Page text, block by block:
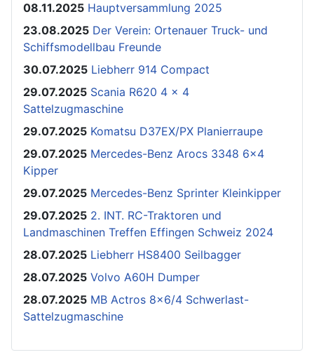
08.11.2025 Hauptversammlung 2025
23.08.2025 Der Verein: Ortenauer Truck- und
Schiffsmodellbau Freunde
30.07.2025 Liebherr 914 Compact
29.07.2025 Scania R620 4 x 4
Sattelzugmaschine
29.07.2025 Komatsu D37EX/PX Planierraupe
29.07.2025 Mercedes-Benz Arocs 3348 6x4
Kipper
29.07.2025 Mercedes-Benz Sprinter Kleinkipper
29.07.2025 2. INT. RC-Traktoren und
Landmaschinen Treffen Effingen Schweiz 2024
28.07.2025 Liebherr HS8400 Seilbagger
28.07.2025 Volvo A60H Dumper
28.07.2025 MB Actros 8x6/4 Schwerlast-
Sattelzugmaschine